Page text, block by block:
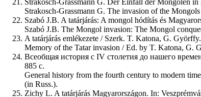
Strakosch-Grassmann G. Der Einfall der Mongolen
Strakosch-Grassmann G. The invasion of the
Szabó J.B. A tatárjárás: A mongol hódítás és
Szabó J.B. The Mongol invasion: The Mongol
A tatárjárás emlékezete / Szerk. T. Katona, G.
Memory of the Tatar invasion / Ed. by T. Katona, G.
Всеобщая история с IV столетия до нашего
885 с.
General history from the fourth century to modern
(in Russ.).
Zichy L. A tatárjárás Magyarországon. In: